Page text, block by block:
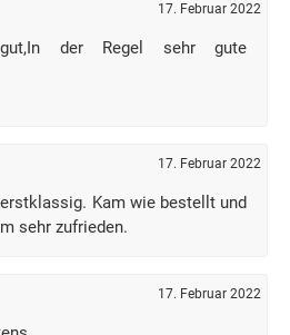
17. Februar 2022
der Regel sehr gute
17. Februar 2022
Kam wie bestellt und
sehr zufrieden.
17. Februar 2022